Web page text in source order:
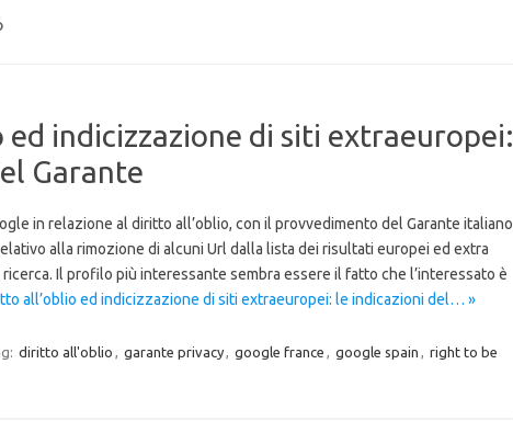
indicizzazione di siti extraeuropei:
Garante
in relazione al diritto all’oblio, con il provvedimento del Garante italiano
alla rimozione di alcuni Url dalla lista dei risultati europei ed extra
Il profilo più interessante sembra essere il fatto che l’interessato è
all’oblio ed indicizzazione di siti extraeuropei: le indicazioni del… »
diritto all'oblio , garante privacy, google france , google spain , right to be